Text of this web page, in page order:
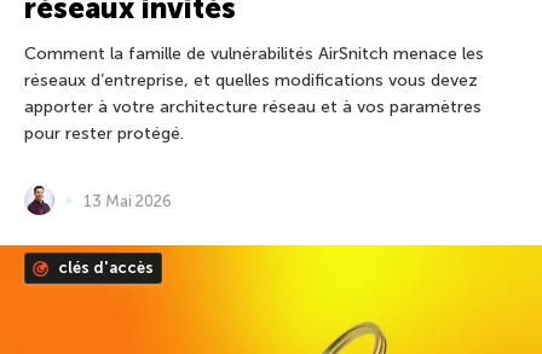
réseaux invités
Comment la famille de vulnérabilités AirSnitch menace les
réseaux d’entreprise, et quelles modifications vous devez
apporter à votre architecture réseau et à vos paramètres
pour rester protégé.
13 Mai 2026
clés d'accès